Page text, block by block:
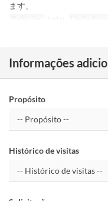
ます。
Refeições Jantar Limite de
Informações
Propósito
Histórico de visitas